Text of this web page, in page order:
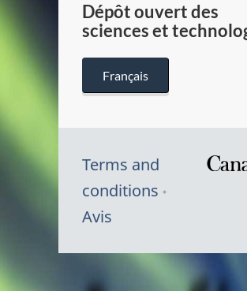
Dépôt ouvert des
sciences et
Français
Terms and
conditions
Avis